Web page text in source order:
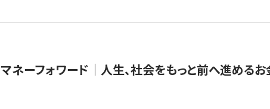
マネーフォワード｜人生、社会をもっと前へ進める